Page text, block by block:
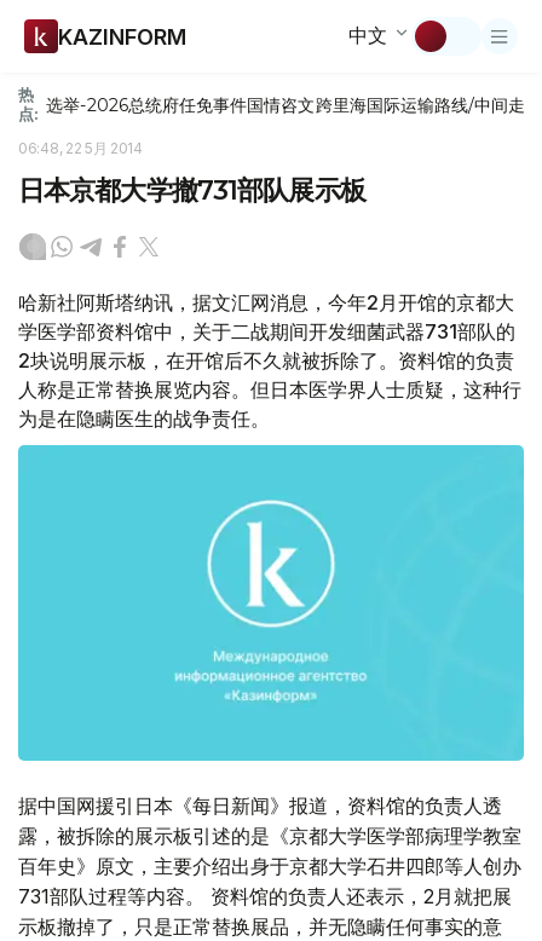
KAZINFORM 中文
热
点: 选举-2026总统府任免事件国情咨文跨里海国际运输路线/中间走廊
06:48, 22 5月 2014
日本京都大学撤731部队展示板
哈新社阿斯塔纳讯，据文汇网消息，今年2月开馆的京都大
学医学部资料馆中，关于二战期间开发细菌武器731部队的
2块说明展示板，在开馆后不久就被拆除了。资料馆的负责
人称是正常替换展览内容。但日本医学界人士质疑，这种行
为是在隐瞒医生的战争责任。
据中国网援引日本《每日新闻》报道，资料馆的负责人透
露，被拆除的展示板引述的是《京都大学医学部病理学教室
百年史》原文，主要介绍出身于京都大学石井四郎等人创办
731部队过程等内容。 资料馆的负责人还表示，2月就把展
示板撤掉了，只是正常替换展品，并无隐瞒任何事实的意